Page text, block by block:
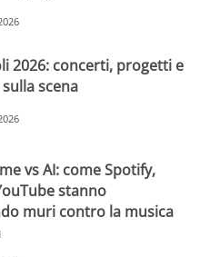
2026: concerti, progetti e
scena
vs AI: come Spotify,
stanno
muri contro la musica